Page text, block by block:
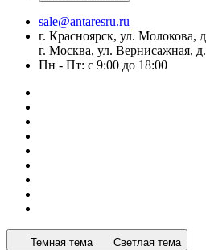
sale@antaresru.ru
г. Красноярск, ул. Молокова,
г. Москва, ул. Вернисажная,
Пн - Пт: с 9:00 до 18:00
Темная тема Светлая тема